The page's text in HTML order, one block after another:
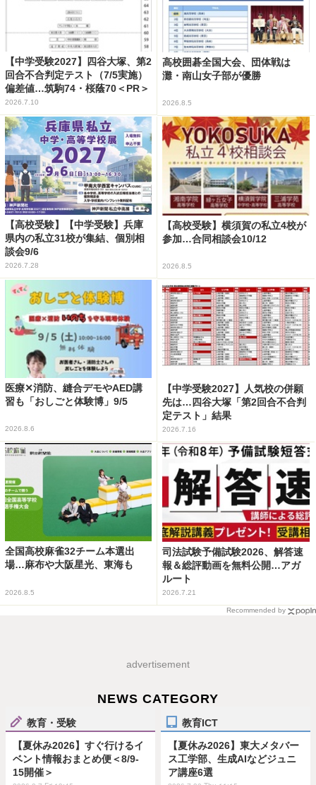
【中学受験2027】四谷大塚、第2
回合不合判定テスト（7/5実施）
偏差値…筑駒74・桜蔭70＜PR＞
2026.7.10
高校囲碁全国大会、団体戦は
灘・南山女子部が優勝
2026.8.5
【高校受験】【中学受験】兵庫
県内の私立31校が集結、個別相
談会9/6
2026.7.28
【高校受験】横須賀の私立4校が
参加…合同相談会10/12
2026.8.5
医療✕消防、縫合デモやAED講
習も「おしごと体験博」9/5
2026.8.6
【中学受験2027】人気校の併願
先は…四谷大塚「第2回合不合判
定テスト」結果
2026.7.16
全国高校麻雀32チーム本選出
場…麻布や大阪星光、東海も
2026.8.5
司法試験予備試験2026、解答速
報＆総評動画を無料公開…アガ
ルート
2026.7.21
Recommended by
advertisement
NEWS CATEGORY
教育・受験
【夏休み2026】すぐ行けるイ
ベント情報おまとめ便＜8/9-
15開催＞
教育ICT
【夏休み2026】東大メタバー
ス工学部、生成AIなどジュニ
ア講座6選